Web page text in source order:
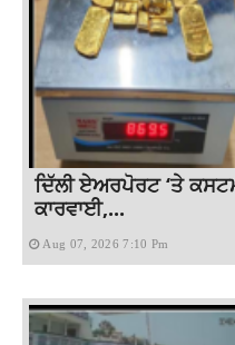
ਦਿੱਲੀ ਏਅਰਪੋਰਟ ‘ਤੇ
ਕਾਰਵਾਈ,...
Aug 07, 2026 7:10 Pm